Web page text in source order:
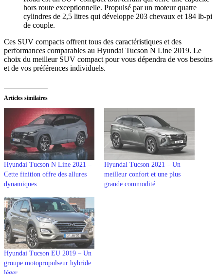
hors route exceptionnelle. Propulsé par un moteur quatre
cylindres de 2,5 litres qui développe 203 chevaux et 184 lb-pi
de couple.
Ces SUV compacts offrent tous des caractéristiques et des
performances comparables au Hyundai Tucson N Line 2019. Le
choix du meilleur SUV compact pour vous dépendra de vos besoins
et de vos préférences individuels.
Articles similaires
Hyundai Tucson N Line 2021 –
Cette finition offre des allures
dynamiques
Hyundai Tucson 2021 – Un
meilleur confort et une plus
grande commodité
Hyundai Tucson EU 2019 – Un
groupe motopropulseur hybride